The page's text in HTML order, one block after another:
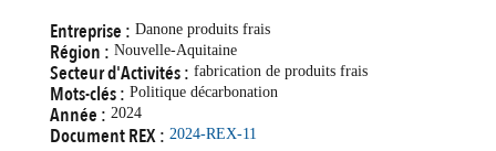
Entreprise : Danone produits frais
Région : Nouvelle-Aquitaine
Secteur d'Activités : fabrication de produits frais
Mots-clés : Politique décarbonation
Année : 2024
Document REX : 2024-REX-11